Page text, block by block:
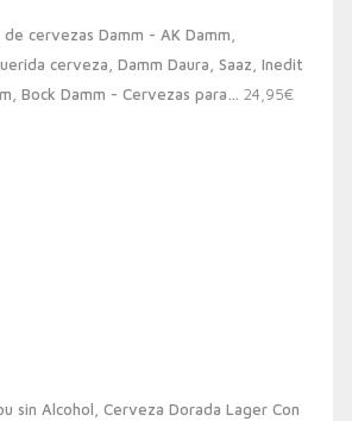
era:
20,00€.
es:
13,88€.
de cervezas Damm - AK Damm,
cerveza, Damm Daura, Saaz, Inedit
Bock Damm - Cervezas para… 24,95€
sin Alcohol, Cerveza Dorada Lager Con